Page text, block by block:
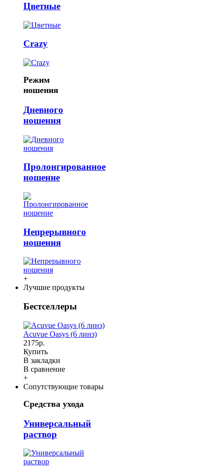
Цветные
Crazy
Режим
ношения
Дневного
ношения
Пролонгированное
ношение
Непрерывного
ношения
+
Лучшие продукты
Бестселлеры
Acuvue Oasys (6 линз)
2175р.
Купить
В закладки
В сравнение
+
Сопутствующие товары
Средства ухода
Универсальный
раствор